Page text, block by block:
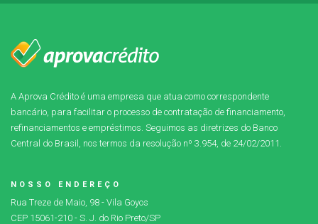
A Aprova Crédito é uma empresa que atua como correspondente
bancário, para facilitar o processo de contratação de financiamento,
refinanciamentos e empréstimos. Seguimos as diretrizes do Banco
Central do Brasil, nos termos da resolução nº 3.954, de 24/02/2011.
NOSSO ENDEREÇO
Rua Treze de Maio, 98 - Vila Goyos
CEP 15061-210 - S. J. do Rio Preto/SP